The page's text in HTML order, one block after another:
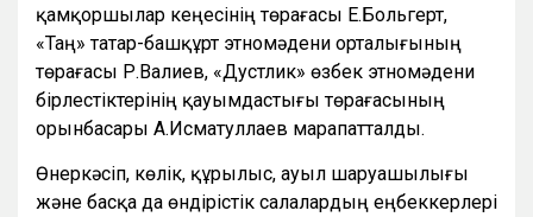
қамқоршылар кеңесінің төрағасы Е.Больгерт,
«Таң» татар-башқұрт этномәдени орталығының
төрағасы Р.Валиев, «Дустлик» өзбек этномәдени
бірлестіктерінің қауымдастығы төрағасының
орынбасары А.Исматуллаев марапатталды.
Өнеркәсіп, көлік, құрылыс, ауыл шаруашылығы
және басқа да өндірістік салалардың еңбеккерлері